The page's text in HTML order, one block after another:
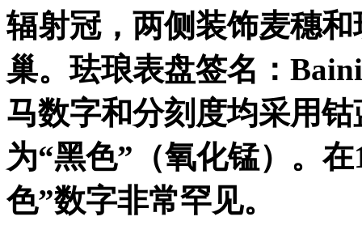
辐射冠，两侧装饰麦穗
巢。珐琅表盘签名：
马数字和分刻度均采用
为“黑色” （氧化锰）。在
色”数字非常罕见。